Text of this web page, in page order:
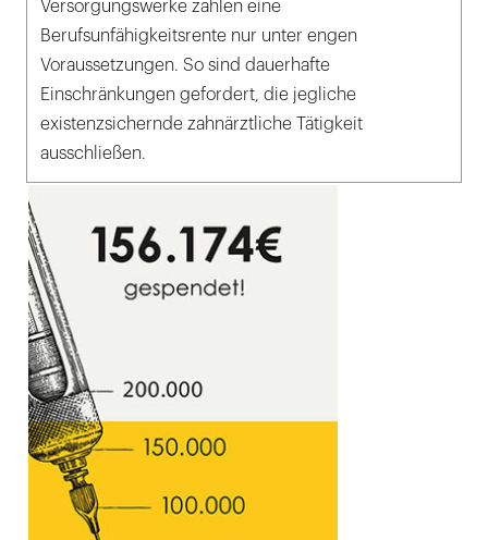
Versorgungswerke zahlen eine
Berufsunfähigkeitsrente nur unter engen
Voraussetzungen. So sind dauerhafte
Einschränkungen gefordert, die jegliche
existenzsichernde zahnärztliche Tätigkeit
ausschließen.